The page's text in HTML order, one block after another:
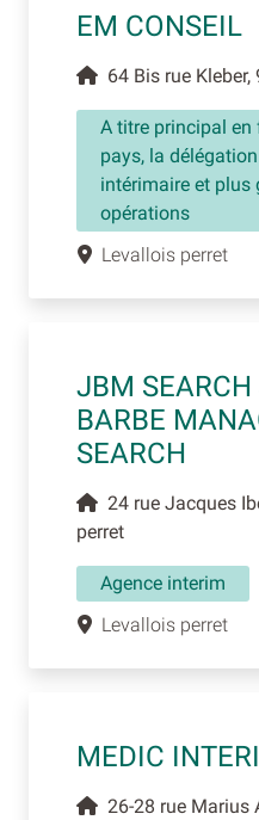
EM CONSEIL
64 Bis rue
A titre principal
pays, la
intérimaire et plus
opérations
Levallois perret
JBM
BARBE
SEARCH
24 rue Jacques
perret
Agence interim
Levallois perret
MEDIC
26-28 rue Marius